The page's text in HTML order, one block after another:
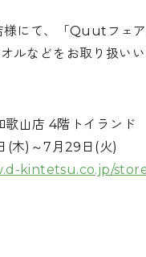
にて、「Quutフェア
ルなどをお取り扱いい
山店 4階トイランド
(木)～7月29日(火)
kintetsu.co.jp/